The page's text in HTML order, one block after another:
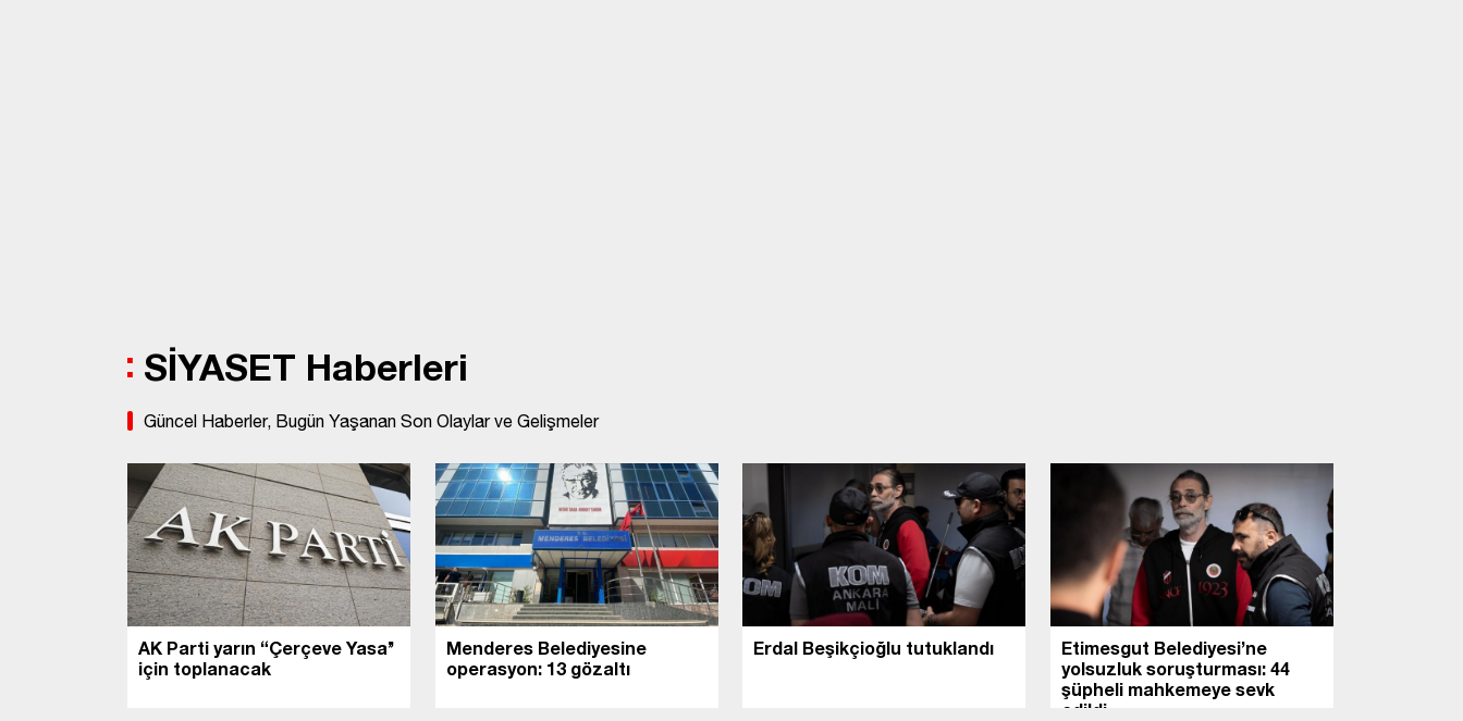
SİYASET Haberleri
Güncel Haberler, Bugün Yaşanan Son Olaylar ve Gelişmeler
AK Parti yarın “Çerçeve Yasa’’
için toplanacak
Menderes Belediyesine
operasyon: 13 gözaltı
Erdal Beşikçioğlu tutuklandı
Etimesgut Belediyesi’ne
yolsuzluk soruşturması: 44
şüpheli mahkemeye sevk
edildi